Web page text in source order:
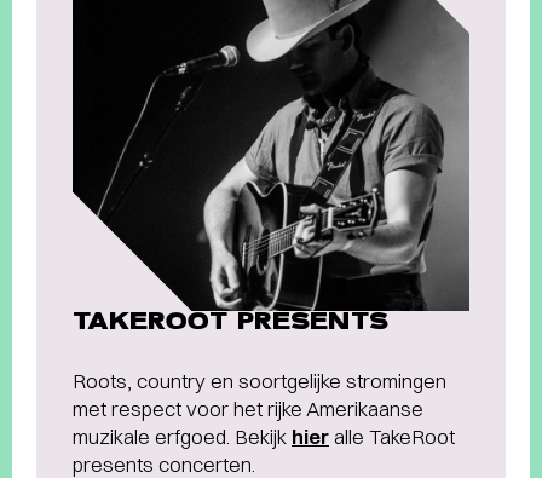
TAKEROOT PRESENTS
Roots, country en soortgelijke stromingen
met respect voor het rijke Amerikaanse
muzikale erfgoed. Bekijk hieralle TakeRoot
presents concerten.